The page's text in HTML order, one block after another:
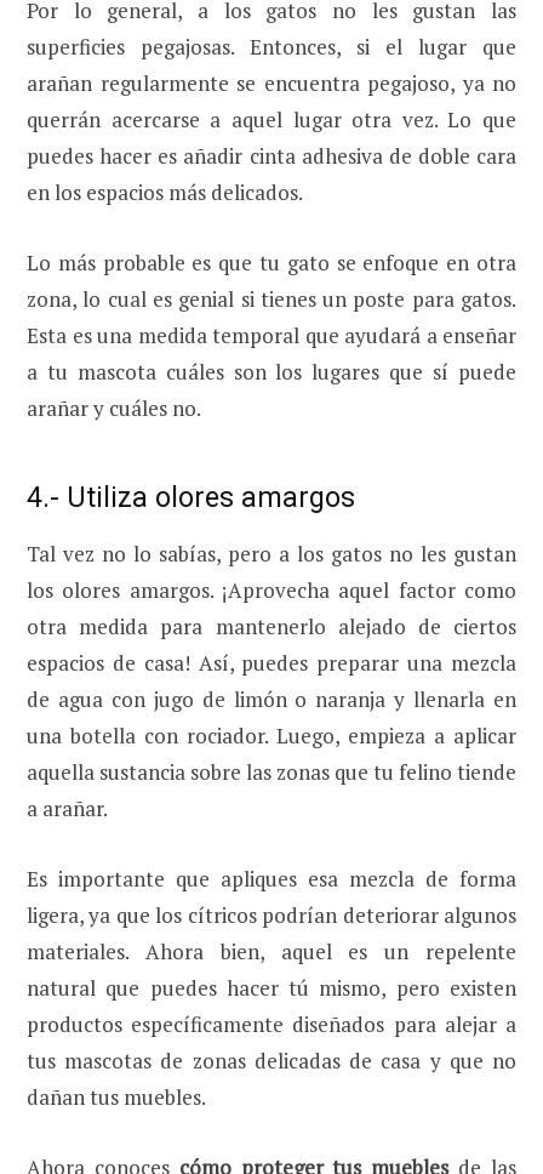
Por lo general, a los gatos no les gustan las
superficies pegajosas. Entonces, si el lugar que
arañan regularmente se encuentra pegajoso, ya no
querrán acercarse a aquel lugar otra vez. Lo que
puedes hacer es añadir cinta adhesiva de doble cara
en los espacios más delicados.
Lo más probable es que tu gato se enfoque en otra
zona, lo cual es genial si tienes un poste para gatos.
Esta es una medida temporal que ayudará a enseñar
a tu mascota cuáles son los lugares que sí puede
arañar y cuáles no.
4.- Utiliza olores amargos
Tal vez no lo sabías, pero a los gatos no les gustan
los olores amargos. ¡Aprovecha aquel factor como
otra medida para mantenerlo alejado de ciertos
espacios de casa! Así, puedes preparar una mezcla
de agua con jugo de limón o naranja y llenarla en
una botella con rociador. Luego, empieza a aplicar
aquella sustancia sobre las zonas que tu felino tiende
a arañar.
Es importante que apliques esa mezcla de forma
ligera, ya que los cítricos podrían deteriorar algunos
materiales. Ahora bien, aquel es un repelente
natural que puedes hacer tú mismo, pero existen
productos específicamente diseñados para alejar a
tus mascotas de zonas delicadas de casa y que no
dañan tus muebles.
Ahora conoces cómo proteger tus mueblesde las